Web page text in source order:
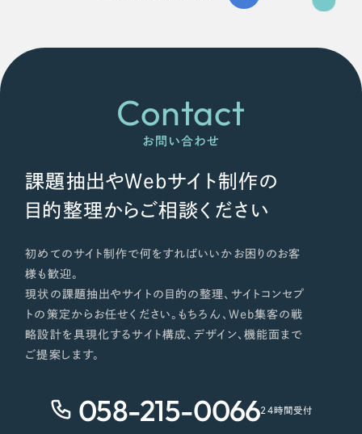
Contact
お問い合わせ
課題抽出やWebサイト制作の
目的整理からご相談ください
初めてのサイト制作で何をすればいいかお困りのお客
様も歓迎。
現状の課題抽出やサイトの目的の整理、サイトコンセプ
トの策定からお任せください。もちろん、Web集客の戦
略設計を具現化するサイト構成、デザイン、機能面まで
ご提案します。
058-215-006624時間受付